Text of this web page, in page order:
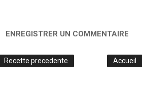
ENREGISTRER UN COMMENTAIRE
Recette precedente Accueil